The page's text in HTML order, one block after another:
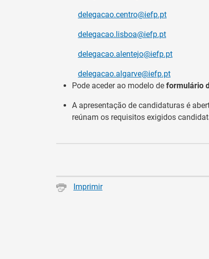
delegacao.centro@iefp.pt
delegacao.lisboa@iefp.pt
delegacao.alentejo@iefp.pt
delegacao.algarve@iefp.pt
Pode aceder ao modelo de formulário
A apresentação de candidaturas é
reúnam os requisitos exigidos
Imprimir